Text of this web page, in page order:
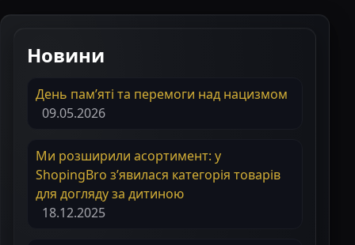
Новини
День пам’яті та перемоги над нацизмом
09.05.2026
Ми розширили асортимент: у
ShopingBro з’явилася категорія товарів
для догляду за дитиною
18.12.2025